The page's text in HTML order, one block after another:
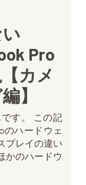
Pro
カメ
】
す。 この記
のハードウェ
プレイの違い
かのハードウ